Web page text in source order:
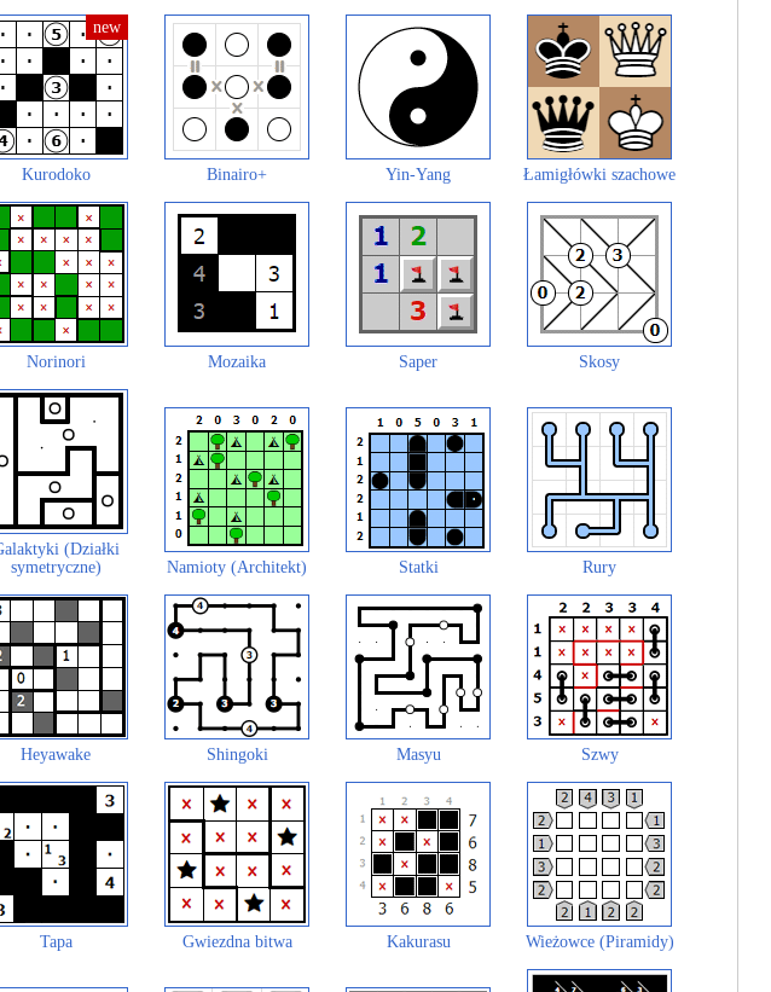
Kurodoko Binairo+ Yin-Yang Łamigłówki szachowe
Norinori Mozaika Saper Skosy
(Działki
symetryczne)
Namioty (Architekt) Statki Rury
Heyawake Shingoki Masyu Szwy
Tapa Gwiezdna bitwa Kakurasu Wieżowce (Piramidy)